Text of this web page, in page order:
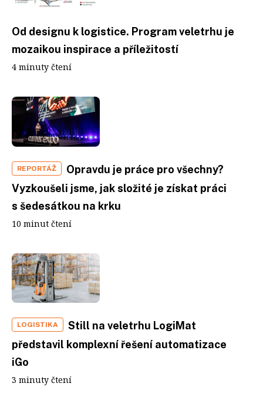
Od designu k logistice. Program veletrhu je
mozaikou inspirace a příležitostí
4 minuty čtení
REPORTÁŽ
Opravdu je práce pro všechny?
Vyzkoušeli jsme, jak složité je získat práci
s šedesátkou na krku
10 minut čtení
LOGISTIKA
Still na veletrhu LogiMat
představil komplexní řešení automatizace
iGo
3 minuty čtení